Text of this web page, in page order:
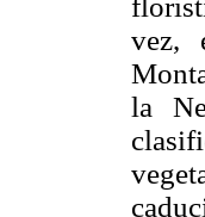
vez,
la